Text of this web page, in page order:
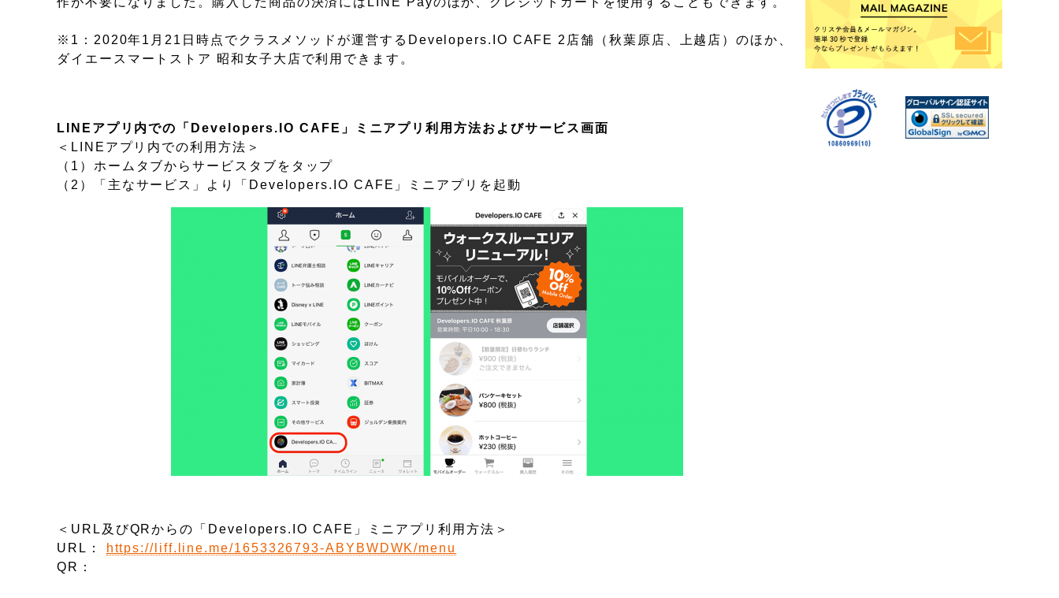
※1：2020年1月21日時点でクラスメソッドが運営するDevelopers.IO CAFE 2店舗（秋葉原店、上越店）のほか、
ダイエースマートストア 昭和女子大店で利用できます。
LINEアプリ内での「Developers.IO CAFE」ミニアプリ利用方法およびサービス画面
＜LINEアプリ内での利用方法＞
（1）ホームタブからサービスタブをタップ
（2）「主なサービス」より「Developers.IO CAFE」ミニアプリを起動
＜URL及びQRからの「Developers.IO CAFE」ミニアプリ利用方法＞
URL：
https://liff.line.me/1653326793-ABYBWDWK/menu
QR：